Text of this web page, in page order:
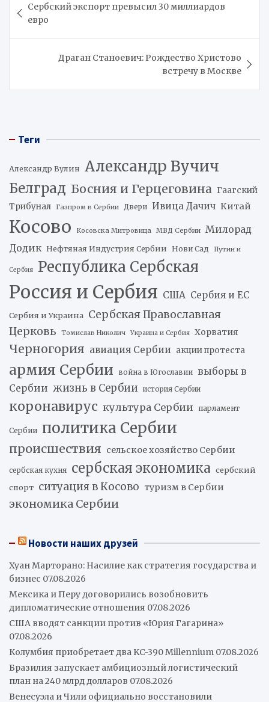
по
записям
Сербский экспорт превысил 30 миллиардов
евро
Драган Станоевич: Рождество Христово
встречу в Москве
Теги
Александр Вулин Александр Вучич
Белград Босния и Герцеговина Гаагский
Трибунал Газпром в Сербии Двери Ивица Дачич Китай
Косово Косовска Митровица МВД Сербии
Милорад
Додик Нефтяная Индустрия Сербии Нови Сад Путин и
Сербия Республика Сербская
Россия и Сербия США Сербия и ЕС
Сербия и Украина Сербская Православная
Церковь
Томислав Николич Украина и Сербия Хорватия
Черногория авиация Сербии акции протеста
армия Сербии война в Югославии
выборы в
Сербии жизнь в Сербии история Сербии
коронавирус культура Сербии парламент
Сербии политика Сербии
происшествия сельское хозяйство Сербии
сербская кухня сербская экономика сербский
спорт ситуация в Косово туризм в Сербии
экономика Сербии
Новости наших друзей
Хуан Марторано: Насилие как стратегия государства и
бизнес 07.08.2026
Мексика и Перу договорились возобновить
дипломатические отношения 07.08.2026
США вводят санкции против «Юрия Гагарина»
07.08.2026
Колумбия приобретает два KC-390 Millennium 07.08.2026
Бразилия запускает амбициозный логистический
план на 240 млрд долларов 07.08.2026
Венесуэла и Чили официально восстановили